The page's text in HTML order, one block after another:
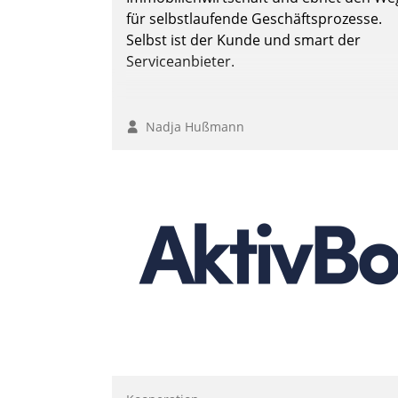
für selbstlaufende Geschäftsprozesse.
Selbst ist der Kunde und smart der
Serviceanbieter.
Nadja Hußmann